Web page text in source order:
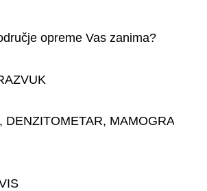
opreme Vas zanima?
DENZITOMETAR, MAMOGRAF,